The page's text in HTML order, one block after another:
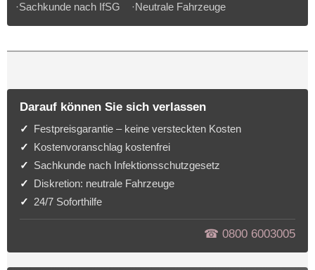
·Sachkunde nach IfSG ·Neutrale Fahrzeuge
Darauf können Sie sich verlassen
Festpreisgarantie – keine versteckten Kosten
Kostenvoranschlag kostenfrei
Sachkunde nach Infektionsschutzgesetz
Diskretion: neutrale Fahrzeuge
24/7 Soforthilfe
☎︎ 0800 6003005